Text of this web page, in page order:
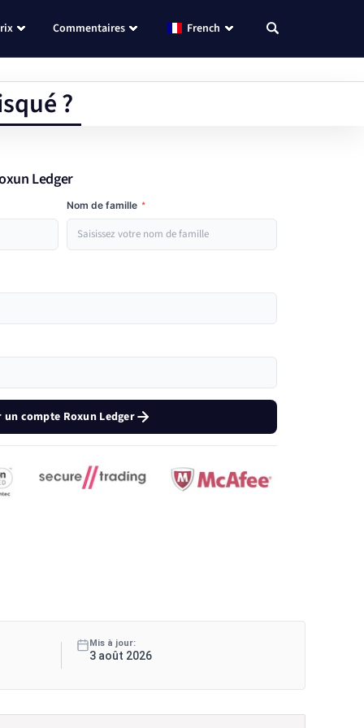
Commentaires French
?
Ledger
Nom de famille *
un compte Roxun Ledger
Mis à jour:
3 août 2026